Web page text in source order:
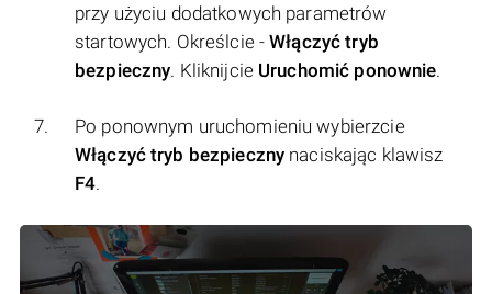
przy użyciu dodatkowych parametrów
startowych. Określcie -Włączyć tryb
bezpieczny. Kliknijcie Uruchomić ponownie.
Po ponownym uruchomieniu wybierzcie
Włączyć tryb bezpieczny naciskając klawisz
F4.